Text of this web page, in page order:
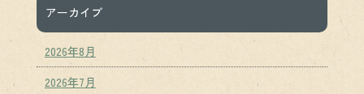
アーカイブ
2026年8月
2026年7月